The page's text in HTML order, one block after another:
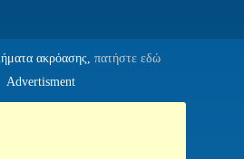
ακρόασης, πατήστε εδώ
Advertisment